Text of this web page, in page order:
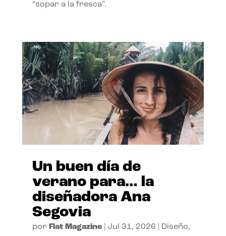
“sopar a la fresca”.
Un buen día de
verano para… la
diseñadora Ana
Segovia
por Flat Magazine| Jul 31, 2026 Diseño,